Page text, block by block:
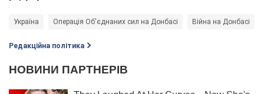
Україна Операція Об'єднаних сил на Донбасі Війна на Донбасі
Редакційна політика